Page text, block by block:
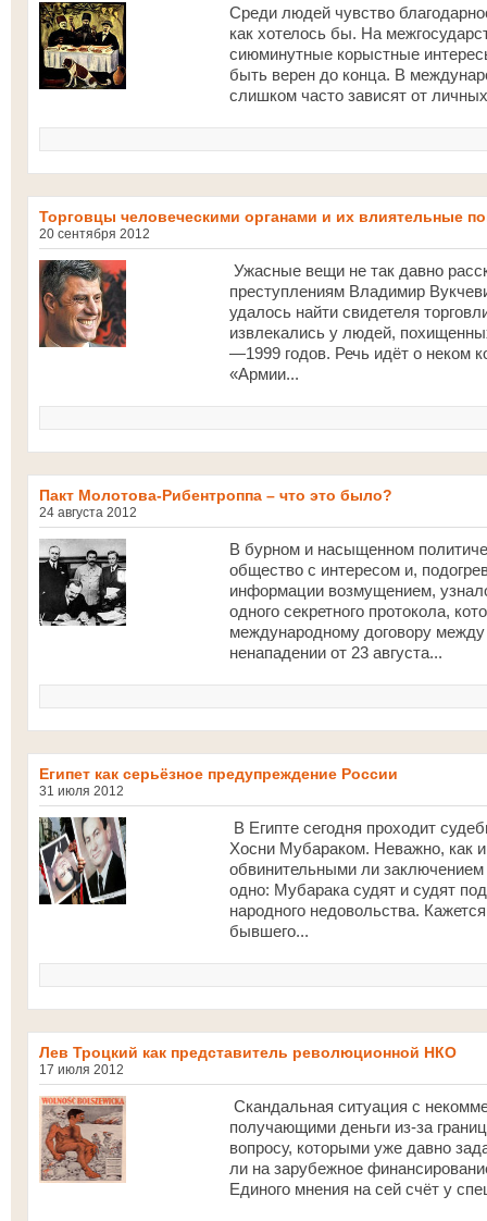
Среди людей чувство
как хотелось бы. На
сиюминутные корыстные
быть верен до конца. В
слишком часто зависят от
Торговцы человеческими органами и их влиятельные
20 сентября 2012
Ужасные вещи не так давно
преступлениям Владимир
удалось найти свидетеля
извлекались у людей,
—1999 годов. Речь идёт о неком
«Армии...
Пакт Молотова-Рибентроппа – что это было?
24 августа 2012
В бурном и насыщенном
общество с интересом и,
информации возмущением,
одного секретного протокола,
международному договору
ненападении от 23 августа...
Египет как серьёзное предупреждение России
31 июля 2012
В Египте сегодня проходит
Хосни Мубараком. Неважно, как
обвинительными ли
одно: Мубарака судят и судят
народного недовольства.
бывшего...
Лев Троцкий как представитель революционной НКО
17 июля 2012
Скандальная ситуация с
получающими деньги из-за
вопросу, которыми уже давно
ли на зарубежное
Единого мнения на сей счёт у